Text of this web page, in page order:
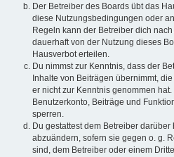
Der Betreiber des Boards übt das
diese Nutzungsbedingungen oder
Regeln kann der Betreiber dich
dauerhaft von der Nutzung dieses
Hausverbot erteilen.
Du nimmst zur Kenntnis, dass der
Inhalte von Beiträgen übernimmt,
er nicht zur Kenntnis genommen
Benutzerkonto, Beiträge und
sperren.
Du gestattest dem Betreiber
abzuändern, sofern sie gegen o. g.
sind, dem Betreiber oder einem